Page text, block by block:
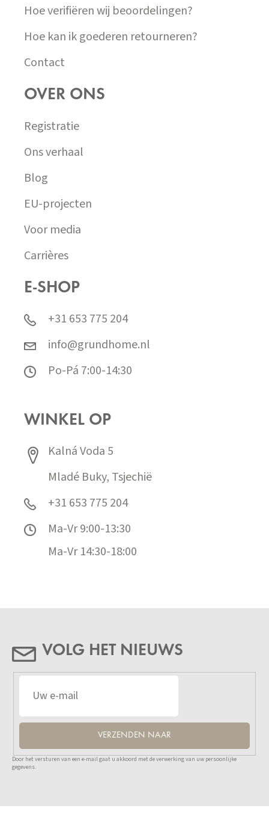
Hoe verifiëren wij beoordelingen?
Hoe kan ik goederen retourneren?
Contact
OVER ONS
Registratie
Ons verhaal
Blog
EU-projecten
Voor media
Carrières
E-SHOP
+31 653 775 204
info@grundhome.nl
Po-Pá 7:00-14:30
WINKEL OP
Kalná Voda 5
Mladé Buky, Tsjechië
+31 653 775 204
Ma-Vr 9:00-13:30
Ma-Vr 14:30-18:00
VOLG HET NIEUWS
VERZENDEN NAAR
Door het versturen van een e-mail gaat u akkoord met de verwerking van uw persoonlijke
gegevens.